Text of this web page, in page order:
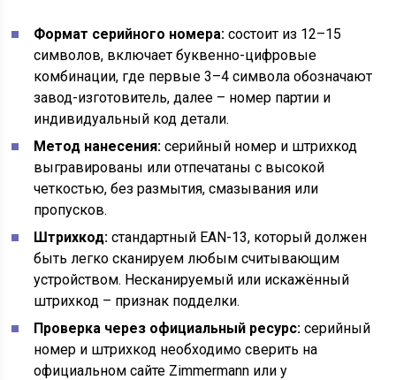
Формат серийного номера: состоит из 12–15
символов, включает буквенно-цифровые
комбинации, где первые 3–4 символа обозначают
завод-изготовитель, далее – номер партии и
индивидуальный код детали.
Метод нанесения: серийный номер и штрихкод
выгравированы или отпечатаны с высокой
четкостью, без размытия, смазывания или
пропусков.
Штрихкод: стандартный EAN-13, который должен
быть легко сканируем любым считывающим
устройством. Несканируемый или искажённый
штрихкод – признак подделки.
Проверка через официальный ресурс: серийный
номер и штрихкод необходимо сверить на
официальном сайте Zimmermann или у